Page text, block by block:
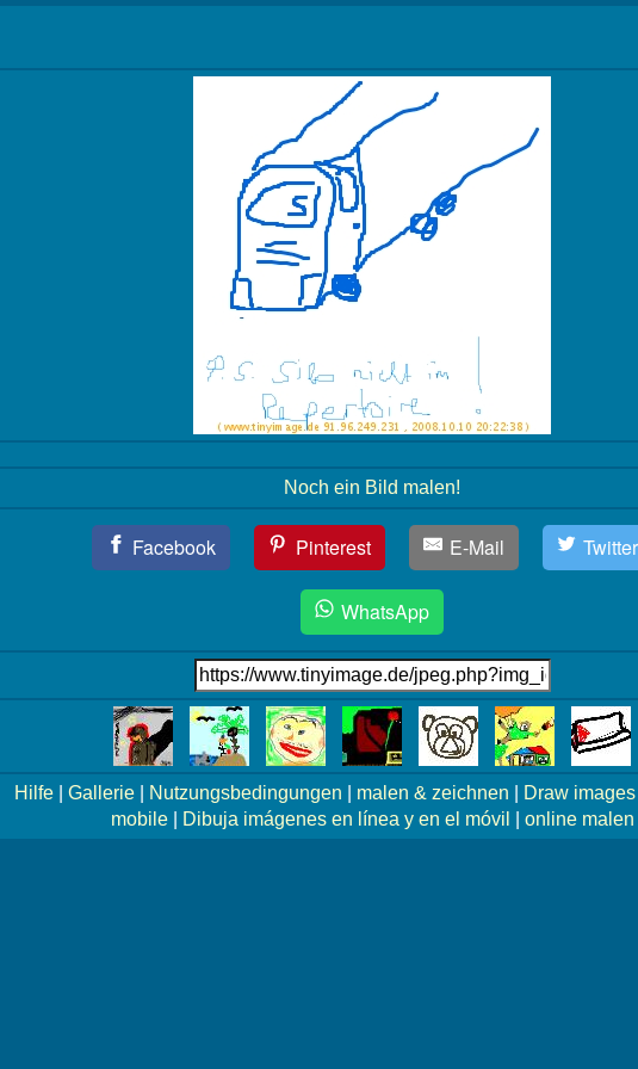
Noch ein Bild malen!
Facebook Pinterest E-Mail Twitter
WhatsApp
Hilfe Gallerie Nutzungsbedingungen malen & zeichnen
Draw
mobile| Dibuja imágenes en línea y en el móvil online malen